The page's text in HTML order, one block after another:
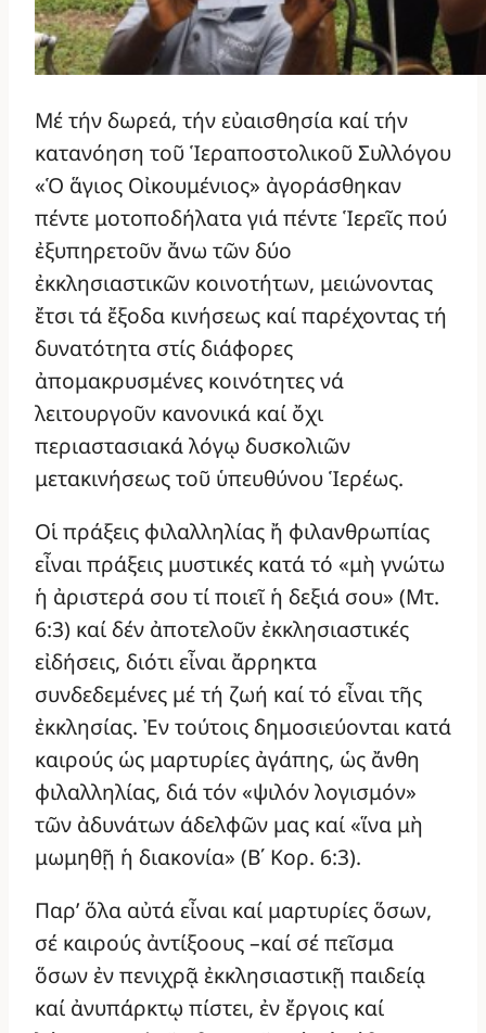
Μέ τήν δωρεά, τήν εὐαισθησία καί τήν
κατανόηση τοῦ Ἱεραποστολικοῦ Συλλόγου
«Ὁ ἅγιος Οἰκουμένιος» ἀγοράσθηκαν
πέντε μοτοποδήλατα γιά πέντε Ἱερεῖς πού
ἐξυπηρετοῦν ἄνω τῶν δύο
ἐκκλησιαστικῶν κοινοτήτων, μειώνοντας
ἔτσι τά ἔξοδα κινήσεως καί παρέχοντας τή
δυνατότητα στίς διάφορες
ἀπομακρυσμένες κοινότητες νά
λειτουργοῦν κανονικά καί ὄχι
περιαστασιακά λόγῳ δυσκολιῶν
μετακινήσεως τοῦ ὑπευθύνου Ἱερέως.
Οἱ πράξεις φιλαλληλίας ἤ φιλανθρωπίας
εἶναι πράξεις μυστικές κατά τό «μὴ γνώτω
ἡ ἀριστερά σου τί ποιεῖ ἡ δεξιά σου» (Μτ.
6:3) καί δέν ἀποτελοῦν ἐκκλησιαστικές
εἰδήσεις, διότι εἶναι ἄρρηκτα
συνδεδεμένες μέ τή ζωή καί τό εἶναι τῆς
ἐκκλησίας. Ἐν τούτοις δημοσιεύονται κατά
καιρούς ὡς μαρτυρίες ἀγάπης, ὡς ἄνθη
φιλαλληλίας, διά τόν «ψιλόν λογισμόν»
τῶν ἀδυνάτων άδελφῶν μας καί «ἵνα μὴ
μωμηθῇ ἡ διακονία» (Β΄ Κορ. 6:3).
Παρ’ ὅλα αὐτά εἶναι καί μαρτυρίες ὅσων,
σέ καιρούς ἀντίξοους –καί σέ πεῖσμα
ὅσων ἐν πενιχρᾷ ἐκκλησιαστικῇ παιδείᾳ
καί ἀνυπάρκτῳ πίστει, ἐν ἔργοις καί